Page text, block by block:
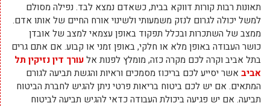
תאונות רבות קורות דווקא בבית, כשאדם נמצא לבד. נפילה מסולם
למשל יכולה לגרום לנזק משמעותי ולשינוי אורח החיים של אותו אדם.
ממצב של השתכרות ובכלל תפקוד באופן עצמאי למצב של אובדן
כושר העבודה באופן מלא או חלקי, באופן זמני או קבוע. אם אתם גרים
בתל אביב וקרה לכם מקרה כזה, מומלץ לפנות אלעורך דין נזיקין תל
אביב אשר יסייע לכם בריכוז מסמכים וראיות והגשת תביעה לגורם
המתאים. אם יש לכם ביטוח בריאות פרטי ניתן להגיש לחברת הביטוח
תביעה. אם יש פגיעה ביכולת העבודה כדאי להגיש תביעה לביטוח